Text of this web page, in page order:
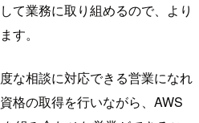
て業務に取り組めるので、より
す。
な相談に対応できる営業になれ
格の取得を行いながら、AWS